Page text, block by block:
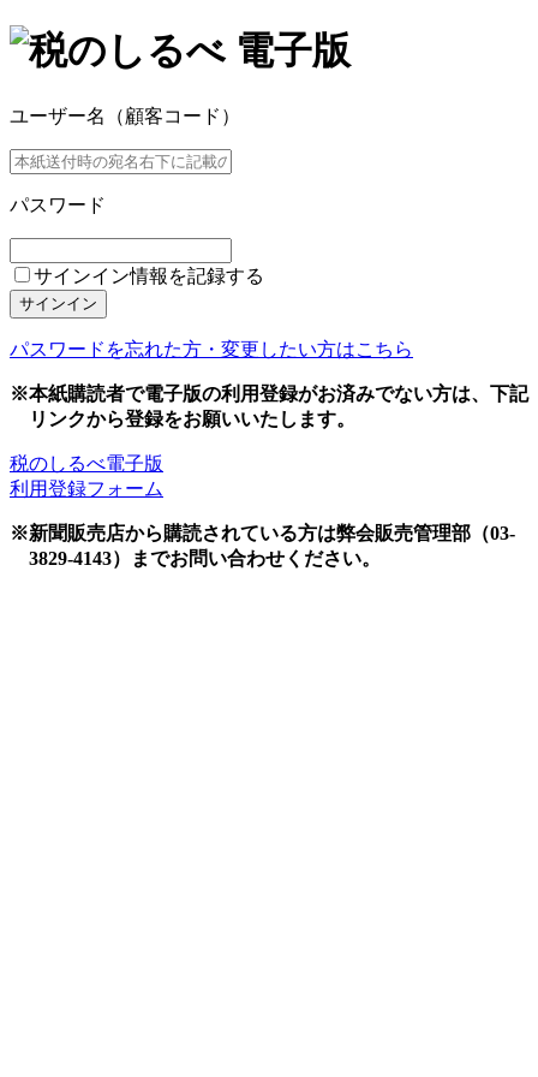
ユーザー名（顧客コード）
パスワード
サインイン情報を記録する
サインイン
パスワードを忘れた方・変更したい方はこちら
※本紙購読者で電子版の利用登録がお済みでない方は、下記
リンクから登録をお願いいたします。
税のしるべ電子版
利用登録フォーム
※新聞販売店から購読されている方は弊会販売管理部（03-
3829-4143）までお問い合わせください。